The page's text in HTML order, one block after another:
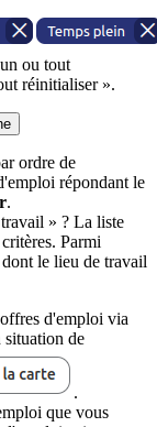
ou tout
réinitialiser ».
ordre de
répondant le
.
» ? La liste
Parmi
le lieu de travail
d'emploi via
situation de
.
que vous